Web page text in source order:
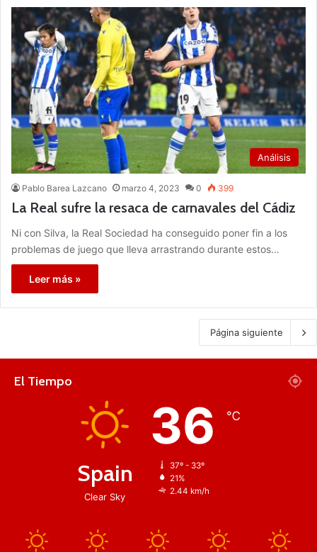
Análisis
Pablo Barea Lazcano marzo 4, 2023 0 399
La Real sufre la resaca de carnavales del Cádiz
Ni con Silva, la Real Sociedad ha conseguido poner fin a los
problemas de juego que lleva arrastrando durante estos…
Leer más »
Página siguiente
El Tiempo
Spain
Clear Sky
36 ℃
37º - 33º
21%
2.44 km/h